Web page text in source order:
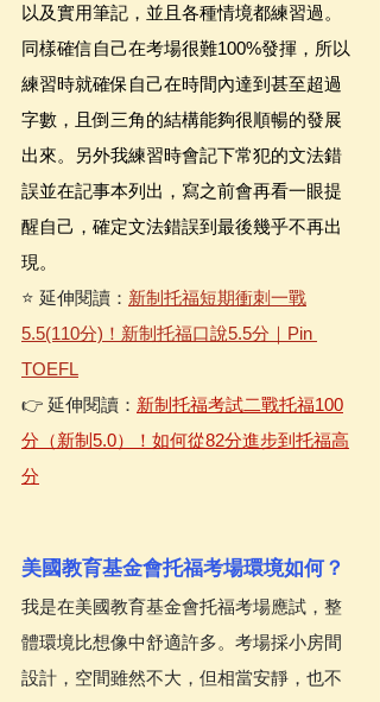
以及實用筆記，並且各種情境都練習過。
同樣確信自己在考場很難100%發揮，所以
練習時就確保自己在時間內達到甚至超過
字數，且倒三角的結構能夠很順暢的發展
出來。另外我練習時會記下常犯的文法錯
誤並在記事本列出，寫之前會再看一眼提
醒自己，確定文法錯誤到最後幾乎不再出
現。
⭐️ 延伸閱讀： 新制托福短期衝刺一戰
5.5(110分)！新制托福口說5.5分｜Pin
TOEFL
👉 延伸閱讀： 新制托福考試二戰托福100
分（新制5.0）！如何從82分進步到托福高
分
美國教育基金會托福考場環境如何？
我是在美國教育基金會托福考場應試，整
體環境比想像中舒適許多。考場採小房間
設計，空間雖然不大，但相當安靜，也不